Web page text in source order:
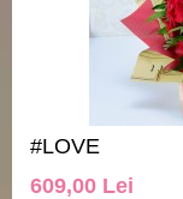
#LOVE
609,00 Lei